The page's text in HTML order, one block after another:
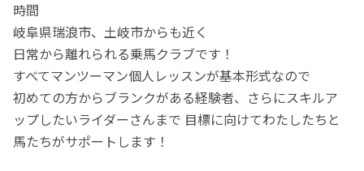
時間
岐阜県瑞浪市、土岐市からも近く
日常から離れられる乗馬クラブです！
すべてマンツーマン個人レッスンが基本形式なので
初めての方からブランクがある経験者、さらにスキルア
ップしたいライダーさんまで 目標に向けてわたしたちと
馬たちがサポートします！